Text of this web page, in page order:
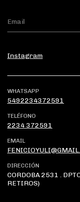
Instagram
WHATSAPP
5492234372591
TELÉFONO
2234 372591
EMAIL
DIRECCIÓN
CORDOBA 2531 .
RETIROS)